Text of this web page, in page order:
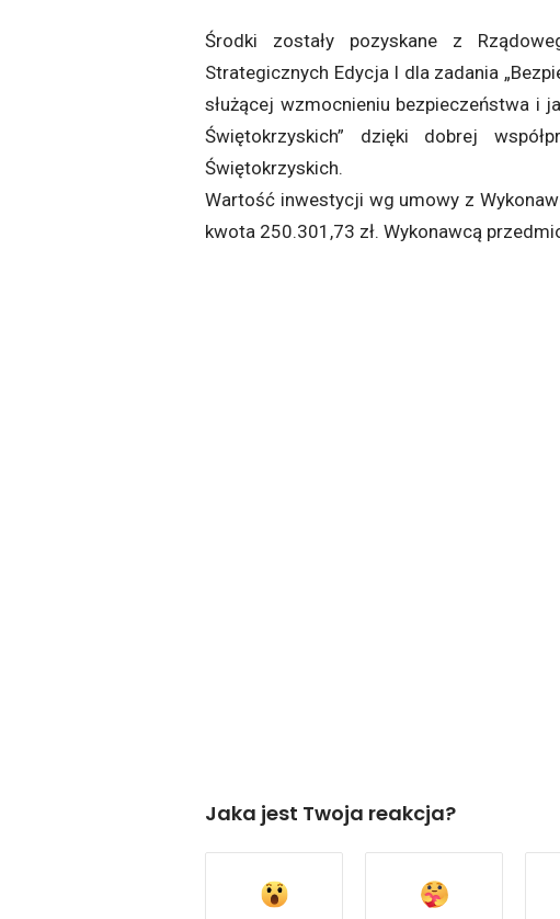
Środki zostały pozyskane z
Strategicznych Edycja I dla zadania
służącej wzmocnieniu bezpieczeństwa i
Świętokrzyskich” dzięki dobrej
Świętokrzyskich.
Wartość inwestycji wg umowy z
kwota 250.301,73 zł. Wykonawcą
Jaka jest Twoja reakcja?